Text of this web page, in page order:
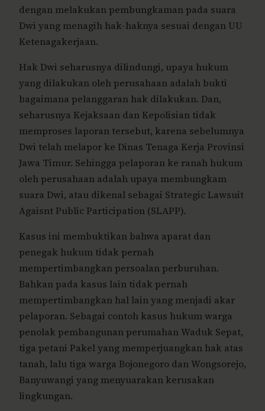
dengan melakukan pembungkaman pada suara
Dwi yang menagih hak-haknya sesuai dengan UU
Ketenagakerjaan.
Hak Dwi seharusnya dilindungi, upaya hukum
yang dilakukan oleh perusahaan adalah bukti
bagaimana pelanggaran hak dilakukan. Dan,
seharusnya Kejaksaan dan Kepolisian tidak
memproses laporan tersebut, karena sebelumnya
Dwi telah melapor ke Dinas Tenaga Kerja Provinsi
Jawa Timur. Sehingga pelaporan ke ranah hukum
oleh perusahaan adalah upaya membungkam
suara Dwi, atau dikenal sebagai Strategic Lawsuit
Agaisnt Public Participation (SLAPP).
Kasus ini membuktikan bahwa aparat dan
penegak hukum tidak pernah
mempertimbangkan persoalan perburuhan.
Bahkan pada kasus lain tidak pernah
mempertimbangkan hal lain yang menjadi akar
pelaporan. Sebagai contoh kasus hukum warga
penolak pembangunan perumahan Waduk Sepat,
tiga petani Pakel yang memperjuangkan hak atas
tanah, lalu tiga warga Bojonegoro dan Wongsorejo,
Banyuwangi yang menyuarakan kerusakan
lingkungan.